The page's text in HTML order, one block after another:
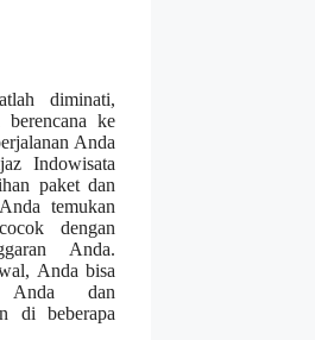
diminati,
ke
Anda
Indowisata
paket dan
temukan
dengan
Anda.
Anda bisa
Anda dan
di beberapa